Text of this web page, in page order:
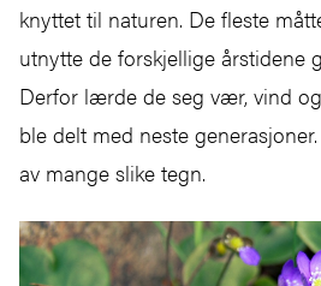
knyttet til naturen. De fleste
utnytte de forskjellige årstidene
Derfor lærde de seg vær, vind
ble delt med neste
av mange slike tegn.